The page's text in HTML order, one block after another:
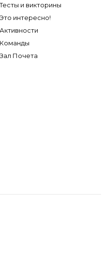
Тесты и викторины
Это интересно!
Активности
Команды
Зал Почета